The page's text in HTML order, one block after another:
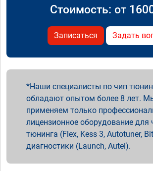
Стоимость: от
Записаться Задать
Наши специалисты по чип
обладают опытом более 8 лет.
применяем только
лицензионное оборудование для
тюнинга (Flex, Kess 3, Autotuner,
диагностики (Launch, Autel).